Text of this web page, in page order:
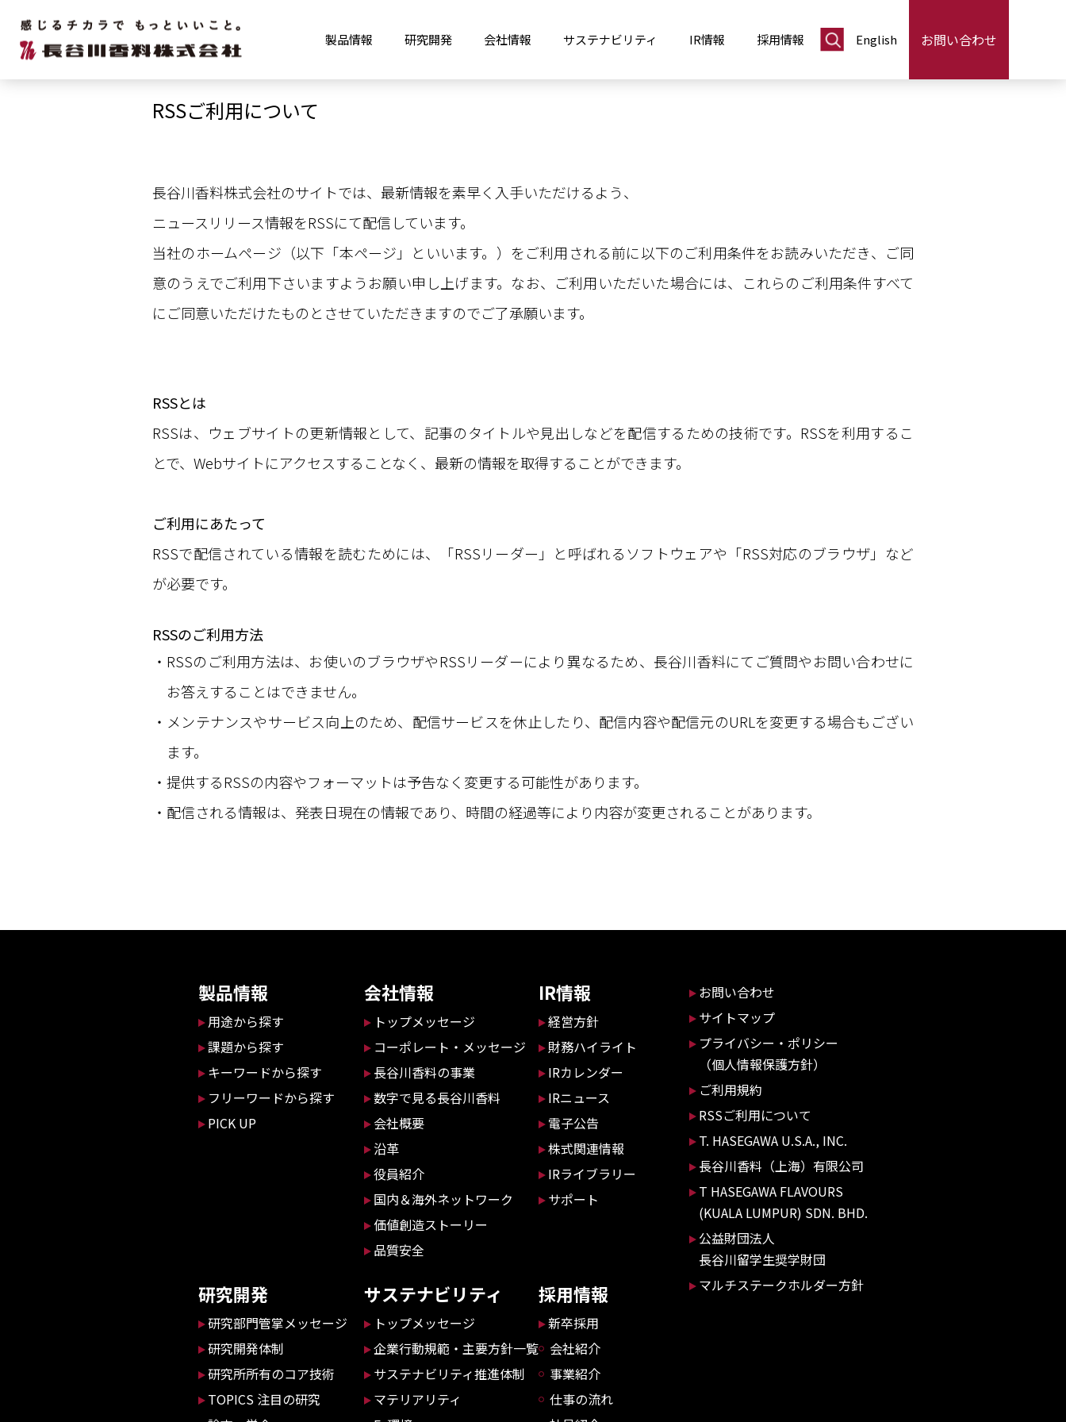
製品情報 研究開発 会社情報 サステナビリティ IR情報 採用情報 English お問い合わせ
RSSご利用について
RSSご利用について
長谷川香料株式会社のサイトでは、最新情報を素早く入手いただけるよう、
ニュースリリース情報をRSSにて配信しています。
当社のホームページ（以下「本ページ」といいます。）をご利用される前に以下のご利用条件をお読みいただき、ご同
意のうえでご利用下さいますようお願い申し上げます。なお、ご利用いただいた場合には、これらのご利用条件すべて
にご同意いただけたものとさせていただきますのでご了承願います。
RSSとは
RSSは、ウェブサイトの更新情報として、記事のタイトルや見出しなどを配信するための技術です。RSSを利用するこ
とで、Webサイトにアクセスすることなく、最新の情報を取得することができます。
ご利用にあたって
RSSで配信されている情報を読むためには、「RSSリーダー」と呼ばれるソフトウェアや「RSS対応のブラウザ」など
が必要です。
RSSのご利用方法
RSSのご利用方法は、お使いのブラウザやRSSリーダーにより異なるため、長谷川香料にてご質問やお問い合わせに
お答えすることはできません。
メンテナンスやサービス向上のため、配信サービスを休止したり、配信内容や配信元のURLを変更する場合もござい
ます。
提供するRSSの内容やフォーマットは予告なく変更する可能性があります。
配信される情報は、発表日現在の情報であり、時間の経過等により内容が変更されることがあります。
製品情報
用途から探す
課題から探す
キーワードから探す
フリーワードから探す
PICK UP
研究開発
研究部門管掌メッセージ
研究開発体制
研究所所有のコア技術
TOPICS 注目の研究
会社情報
トップメッセージ
コーポレート・メッセージ
長谷川香料の事業
数字で見る長谷川香料
会社概要
沿革
役員紹介
国内＆海外ネットワーク
価値創造ストーリー
品質安全
サステナビリティ
トップメッセージ
企業行動規範・主要方針一覧
サステナビリティ推進体制
マテリアリティ
IR情報
経営方針
財務ハイライト
IRカレンダー
IRニュース
電子公告
株式関連情報
IRライブラリー
サポート
採用情報
新卒採用
会社紹介
事業紹介
仕事の流れ
お問い合わせ
サイトマップ
プライバシー・ポリシー
（個人情報保護方針）
ご利用規約
RSSご利用について
T. HASEGAWA U.S.A., INC.
長谷川香料（上海）有限公司
T HASEGAWA FLAVOURS
(KUALA LUMPUR) SDN. BHD.
公益財団法人
長谷川留学生奨学財団
マルチステークホルダー方針